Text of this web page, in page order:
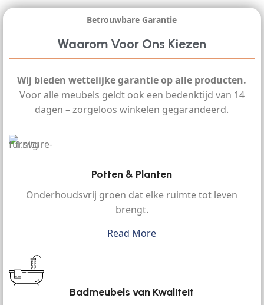
Betrouwbare Garantie
Waarom Voor Ons Kiezen
Wij bieden wettelijke garantie op alle producten.
Voor alle meubels geldt ook een bedenktijd van 14
dagen – zorgeloos winkelen gegarandeerd.
Potten & Planten
Onderhoudsvrij groen dat elke ruimte tot leven
brengt.
Read More
Badmeubels van Kwaliteit